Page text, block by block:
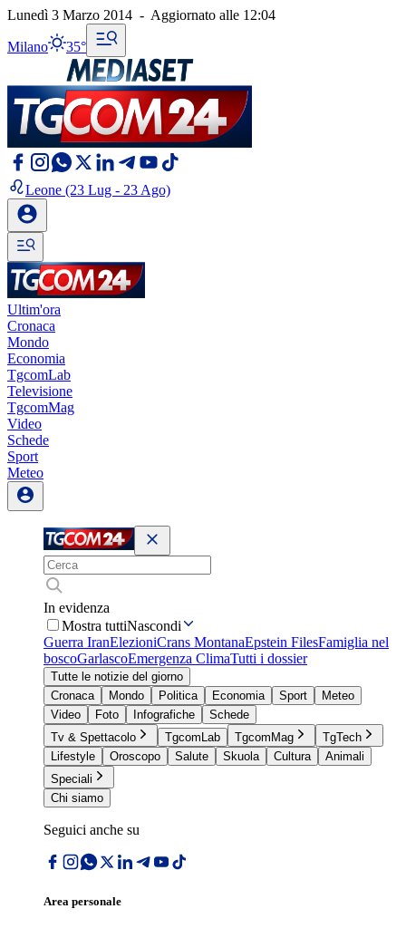
Lunedì 3 Marzo 2014 - Aggiornato alle 12:04
Milano 35°
Leone (23 Lug - 23 Ago)
Ultim'ora
Cronaca
Mondo
Economia
TgcomLab
Televisione
TgcomMag
Video
Schede
Sport
Meteo
In evidenza
Mostra tuttiNascondi
Guerra IranElezioniCrans MontanaEpstein FilesFamiglia nel
boscoGarlascoEmergenza ClimaTutti i dossier
Tutte le notizie del giorno
Cronaca
Mondo Politica Economia Sport
Meteo
Video
Foto Infografiche
Schede
Tv & Spettacolo
TgcomLab TgcomMag
TgTech
Lifestyle
Oroscopo Salute Skuola Cultura
Animali
Speciali
Chi siamo
Seguici anche su
Area personale